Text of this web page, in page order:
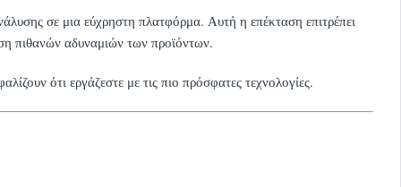
σε μια εύχρηστη πλατφόρμα. Αυτή η επέκταση επιτρέπει
πιθανών αδυναμιών των προϊόντων.
ότι εργάζεστε με τις πιο πρόσφατες τεχνολογίες.